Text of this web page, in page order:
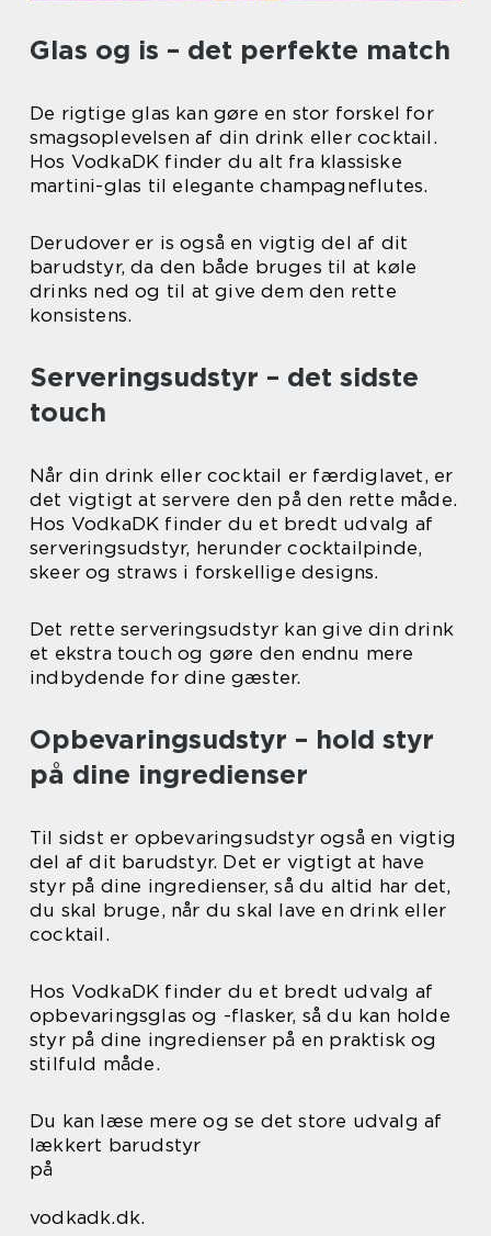
Glas og is – det perfekte match
De rigtige glas kan gøre en stor forskel for
smagsoplevelsen af din drink eller cocktail.
Hos VodkaDK finder du alt fra klassiske
martini-glas til elegante champagneflutes.
Derudover er is også en vigtig del af dit
barudstyr, da den både bruges til at køle
drinks ned og til at give dem den rette
konsistens.
Serveringsudstyr – det sidste
touch
Når din drink eller cocktail er færdiglavet, er
det vigtigt at servere den på den rette måde.
Hos VodkaDK finder du et bredt udvalg af
serveringsudstyr, herunder cocktailpinde,
skeer og straws i forskellige designs.
Det rette serveringsudstyr kan give din drink
et ekstra touch og gøre den endnu mere
indbydende for dine gæster.
Opbevaringsudstyr – hold styr
på dine ingredienser
Til sidst er opbevaringsudstyr også en vigtig
del af dit barudstyr. Det er vigtigt at have
styr på dine ingredienser, så du altid har det,
du skal bruge, når du skal lave en drink eller
cocktail.
Hos VodkaDK finder du et bredt udvalg af
opbevaringsglas og -flasker, så du kan holde
styr på dine ingredienser på en praktisk og
stilfuld måde.
Du kan læse mere og se det store udvalg af
lækkert barudstyr
på
vodkadk.dk.